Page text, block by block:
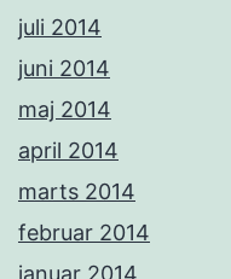
juli 2014
juni 2014
maj 2014
april 2014
marts 2014
februar 2014
januar 2014